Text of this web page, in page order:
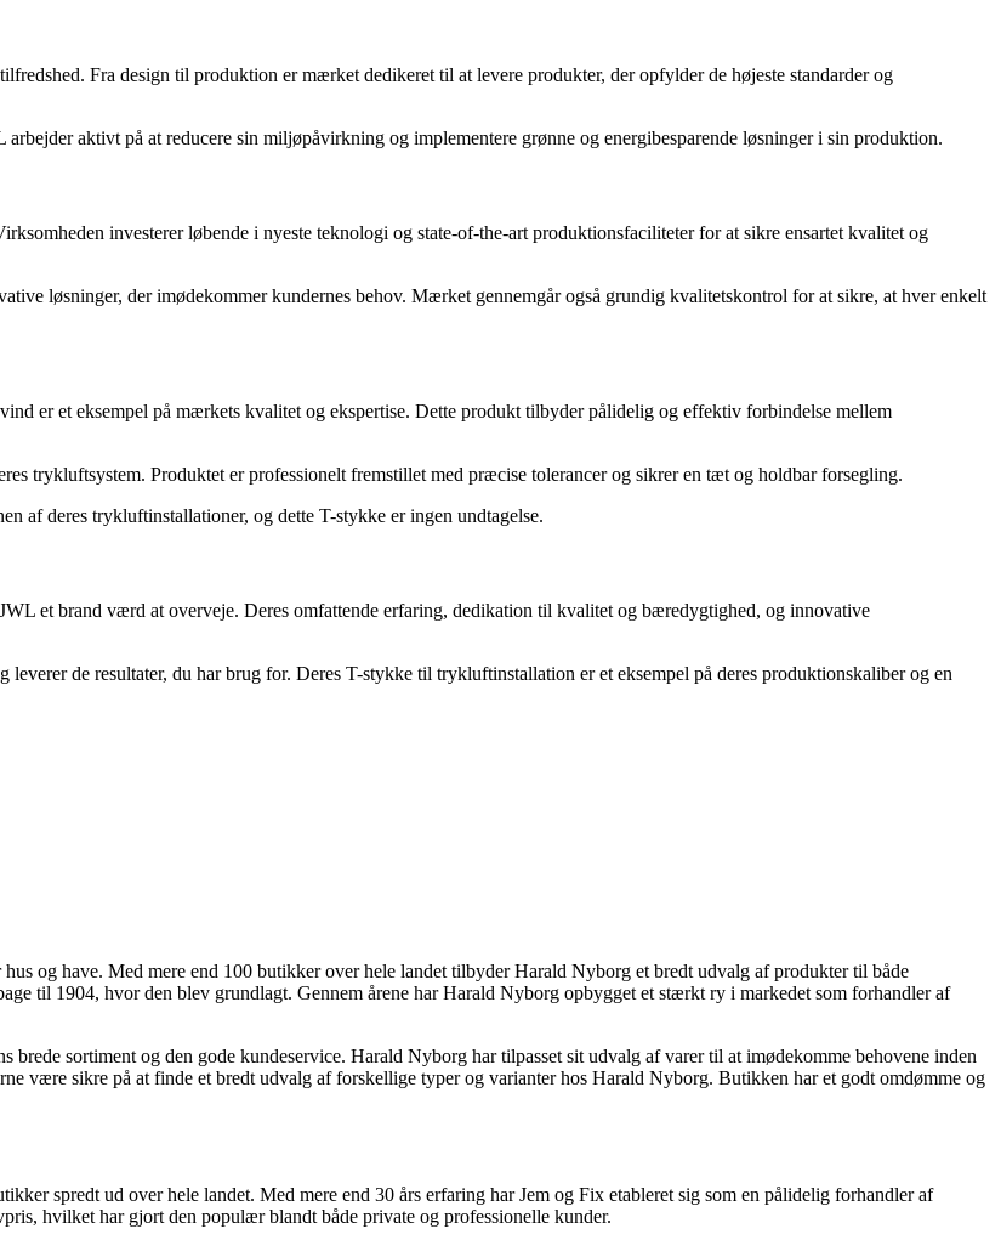
Fra design til produktion er mærket dedikeret til at levere produkter, der opfylder de højeste standarder og
aktivt på at reducere sin miljøpåvirkning og implementere grønne og energibesparende løsninger i sin produktion.
investerer løbende i nyeste teknologi og state-of-the-art produktionsfaciliteter for at sikre ensartet kvalitet og
løsninger, der imødekommer kundernes behov. Mærket gennemgår også grundig kvalitetskontrol for at sikre, at hver enkelt
er et eksempel på mærkets kvalitet og ekspertise. Dette produkt tilbyder pålidelig og effektiv forbindelse mellem
trykluftsystem. Produktet er professionelt fremstillet med præcise tolerancer og sikrer en tæt og holdbar forsegling.
af ​​deres trykluftinstallationer, og dette T-stykke er ingen undtagelse.
et brand værd at overveje. Deres omfattende erfaring, dedikation til kvalitet og bæredygtighed, og innovative
de resultater, du har brug for. Deres T-stykke til trykluftinstallation er et eksempel på deres produktionskaliber og en
og have. Med mere end 100 butikker over hele landet tilbyder Harald Nyborg et bredt udvalg af produkter til både
til 1904, hvor den blev grundlagt. Gennem årene har Harald Nyborg opbygget et stærkt ry i markedet som forhandler af
sortiment og den gode kundeservice. Harald Nyborg har tilpasset sit udvalg af varer til at imødekomme behovene inden
være sikre på at finde et bredt udvalg af forskellige typer og varianter hos Harald Nyborg. Butikken har et godt omdømme og
spredt ud over hele landet. Med mere end 30 års erfaring har Jem og Fix etableret sig som en pålidelig forhandler af
hvilket har gjort den populær blandt både private og professionelle kunder.